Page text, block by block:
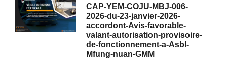
CAP-YEM-COJU-MBJ-006-
2026-du-23-janvier-2026-
accordont-Avis-favorable-
valant-autorisation-provisoire-
de-fonctionnement-a-Asbl-
Mfung-nuan-GMM